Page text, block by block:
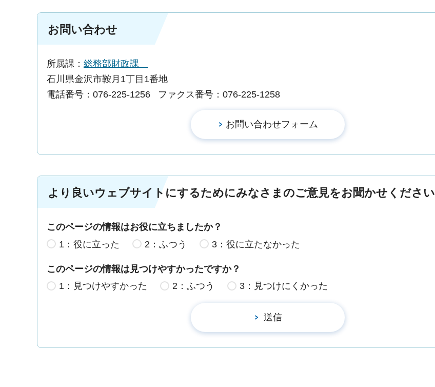
お問い合わせ
所属課： 総務部財政課
石川県金沢市鞍月1丁目1番地
電話番号：076-225-1256
ファクス番号：076-225-1258
より良いウェブサイトにするためにみなさまのご意見をお聞かせください
このページの情報はお役に立ちましたか？
1：役に立った
2：ふつう 3：役に立たなかった
このページの情報は見つけやすかったですか？
1：見つけやすかった
2：ふつう 3：見つけにくかった